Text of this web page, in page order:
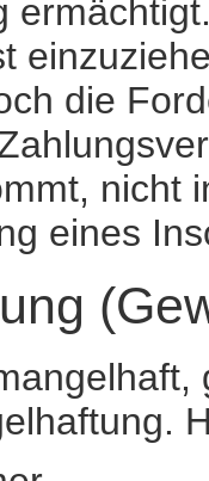
die
nicht
eines